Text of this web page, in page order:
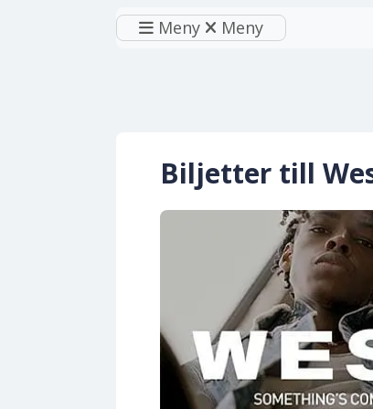
Meny Meny
Biljetter till